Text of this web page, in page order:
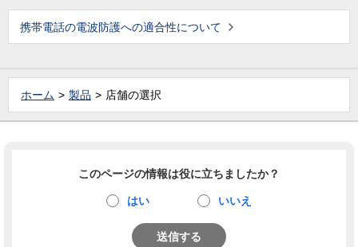
携帯電話の電波防護への適合性について
ホーム 製品 店舗の選択
このページの情報は役に立ちましたか？
はい いいえ
送信する